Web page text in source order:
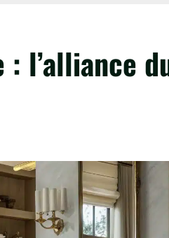
l’alliance